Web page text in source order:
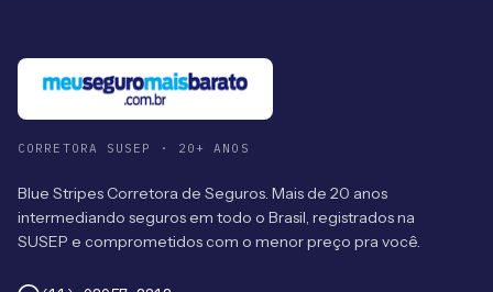
CORRETORA SUSEP · 20+ ANOS
Blue Stripes Corretora de Seguros. Mais de 20 anos
intermediando seguros em todo o Brasil, registrados na
SUSEP e comprometidos com o menor preço pra você.